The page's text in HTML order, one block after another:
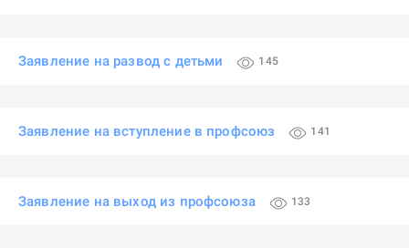
Заявление на развод с детьми 145
Заявление на вступление в профсоюз 141
Заявление на выход из профсоюза 133